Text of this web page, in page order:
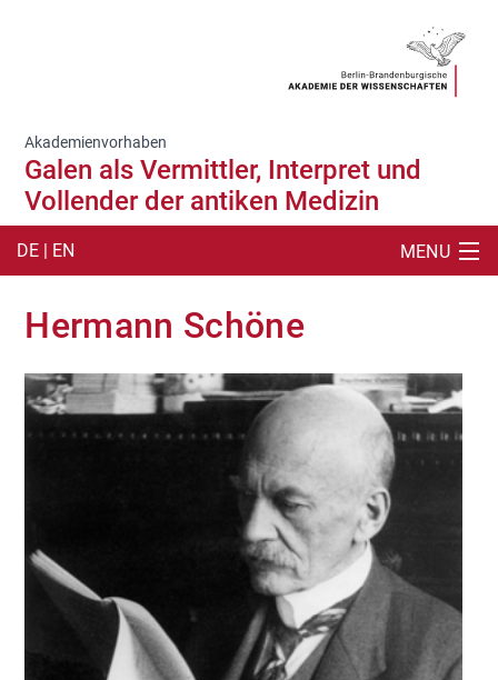
Akademienvorhaben
Galen als Vermittler, Interpret und
Vollender der antiken Medizin
MENU
DE | EN
CORPUS MEDICUM
VERANSTALTUNGEN
Hermann Schöne